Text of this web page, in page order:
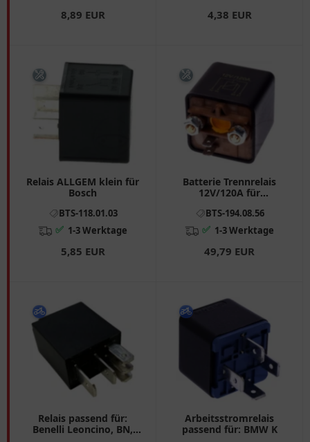
8,89 EUR 4,38 EUR
Relais ALLGEM klein für
Bosch
BTS-118.01.03
✅ 1-3 Werktage
5,85 EUR
Batterie Trennrelais
12V/120A für
BTS-194.08.56
✅ 1-3 Werktage
49,79 EUR
Relais passend für:
Benelli Leoncino, BN,
Arbeitsstromrelais
passend für: BMW K